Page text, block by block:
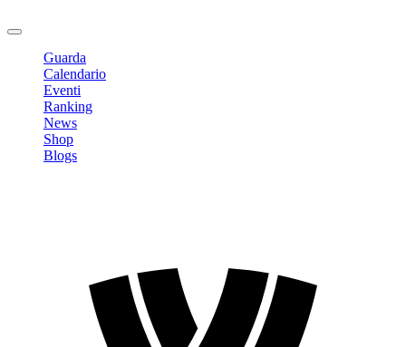
Guarda
Calendario
Eventi
Ranking
News
Shop
Blogs